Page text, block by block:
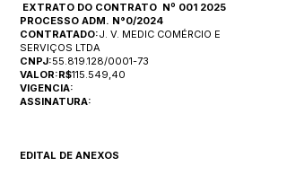
EXTRATO DO CONTRATO Nº 001 2025
PROCESSO ADM. N°0/2024
CONTRATADO:J. V. MEDIC COMÉRCIO E
SERVIÇOS LTDA
CNPJ:55.819.128/0001-73
VALOR:R$115.549,40
VIGENCIA:
ASSINATURA:
EDITAL DE ANEXOS